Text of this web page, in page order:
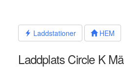
innehållet Laddstationer HEM
Laddplats Circle K